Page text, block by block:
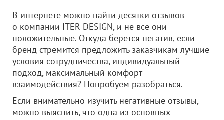
В интернете можно найти десятки отзывов
о компании ITER DESIGN, и не все они
положительные. Откуда берется негатив, если
бренд стремится предложить заказчикам лучшие
условия сотрудничества, индивидуальный
подход, максимальный комфорт
взаимодействия? Попробуем разобраться.
Если внимательно изучить негативные отзывы,
можно выяснить, что одна из основных